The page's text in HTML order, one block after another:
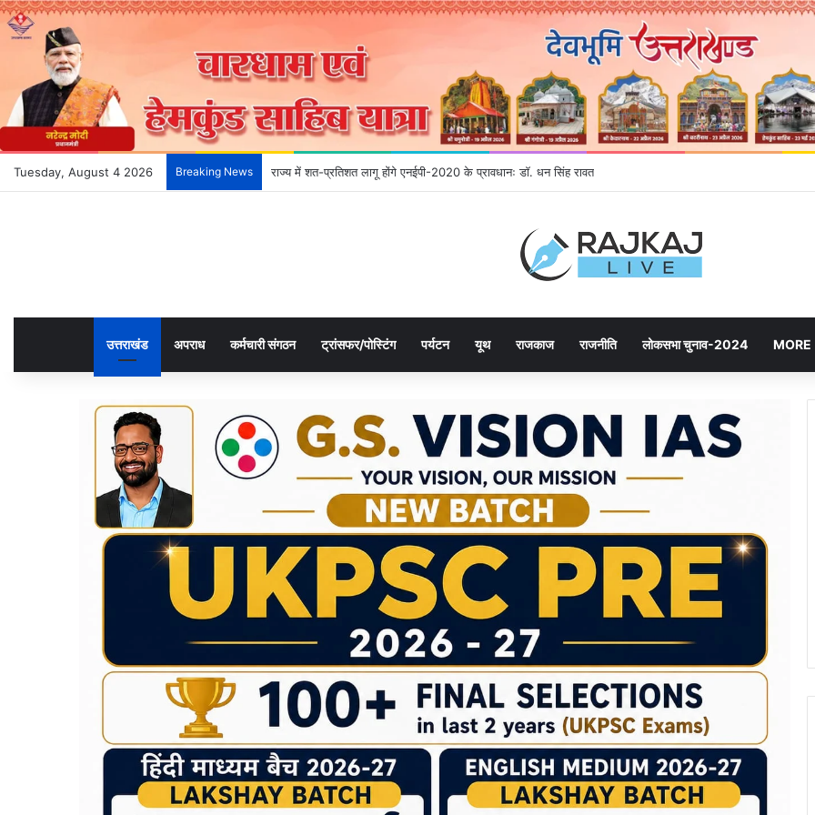
Tuesday, August 4 2026 Breaking News देहरादून के भविष्य को आकार देने उमड़ रही जनता, महायोजना-2041 पर दूसरे चरण की सुनवाई में बढ़ी भागीदारी
उत्तराखंड अपराध कर्मचारी संगठन ट्रांसफर/पोस्टिंग पर्यटन यूथ राजकाज राजनीति लोकसभा चुनाव-2024 MORE